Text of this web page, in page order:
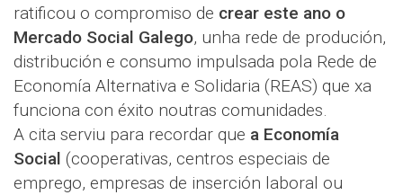
ratificou o compromiso de crear este ano o
Mercado Social Galego, unha rede de produción,
distribución e consumo impulsada pola Rede de
Economía Alternativa e Solidaria (REAS) que xa
funciona con éxito noutras comunidades.
A cita serviu para recordar que a Economía
Social (cooperativas, centros especiais de
emprego, empresas de inserción laboral ou